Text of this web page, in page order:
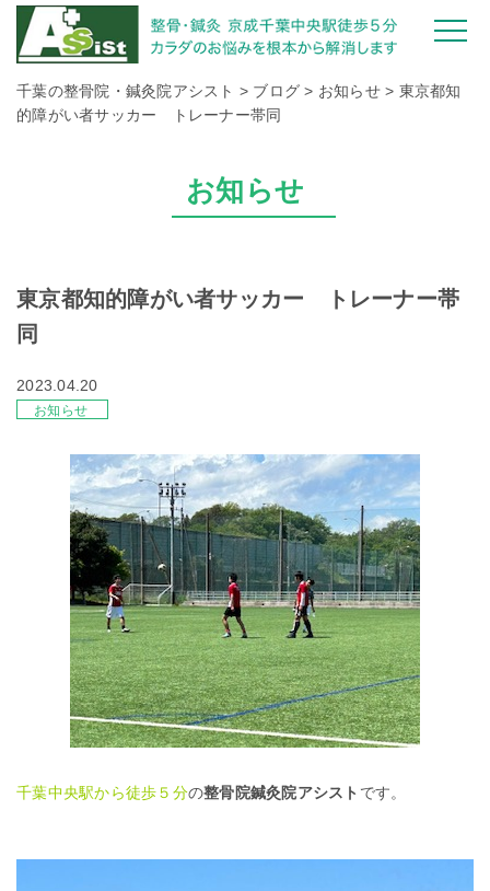
千葉の整骨院・鍼灸院アシスト > ブログ > お知らせ> 東京都知
的障がい者サッカー トレーナー帯同
お知らせ
東京都知的障がい者サッカー トレーナー帯
同
2023.04.20
お知らせ
千葉中央駅から徒歩５分の整骨院鍼灸院アシスト です。